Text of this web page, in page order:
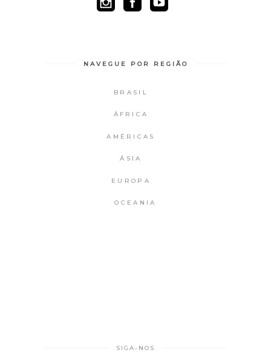
NAVEGUE POR REGIÃO
BRASIL
ÁFRICA
AMÉRICAS
ÁSIA
EUROPA
OCEANIA
SIGA-NOS